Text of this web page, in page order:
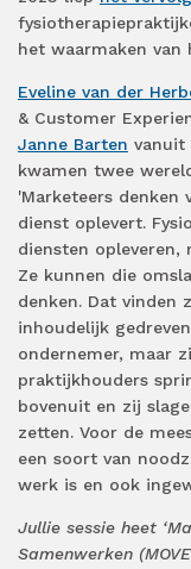
het waarmaken van
Eveline van der
& Customer
Janne Barten vanuit
kwamen twee
'Marketeers denken
dienst oplevert.
diensten opleveren,
Ze kunnen die
denken. Dat vinden
inhoudelijk
ondernemer, maar
praktijkhouders
bovenuit en zij
zetten. Voor de
een soort van
werk is en ook
Jullie sessie heet
Samenwerken